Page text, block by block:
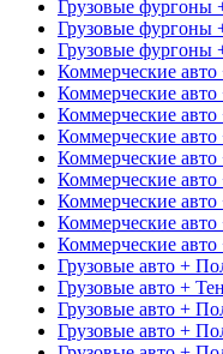
Грузовые фургоны
Грузовые фургоны
Грузовые фургоны
Коммерческие
Коммерческие
Коммерческие
Коммерческие
Коммерческие
Коммерческие
Коммерческие
Коммерческие
Коммерческие авто
Грузовые авто +
Грузовые авто +
Грузовые авто +
Грузовые авто +